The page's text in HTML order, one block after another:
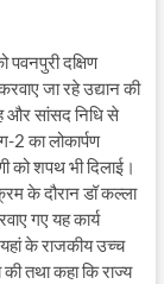
पवनपुरी दक्षिण
जा रहे उद्यान की
और सांसद निधि से
2 का लोकार्पण
को शपथ भी दिलाई।
के दौरान डॉ कल्ला
गए यह कार्य
के राजकीय उच्च
तथा कहा कि राज्य